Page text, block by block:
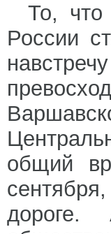
То,
России
общий
дороге.